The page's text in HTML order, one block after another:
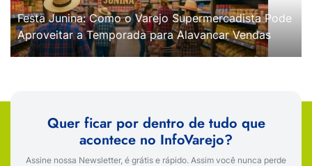
Festa Junina: Como o Varejo Supermercadista Pode
Aproveitar a Temporada para Alavancar Vendas
Quer ficar por dentro de tudo que
acontece no InfoVarejo?
Assine nossa Newsletter, é grátis e rápido. Assim você nunca perde